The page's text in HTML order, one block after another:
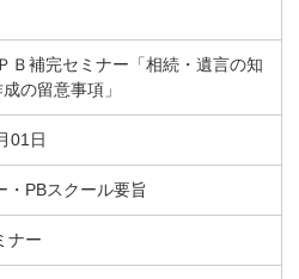
Ｂ補完セミナー「相続・遺言の知
の留意事項」
01日
・PBスクール要旨
ナー